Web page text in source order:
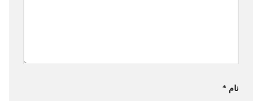
نام *